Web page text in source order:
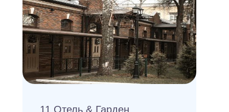
11 Отель & Гарден